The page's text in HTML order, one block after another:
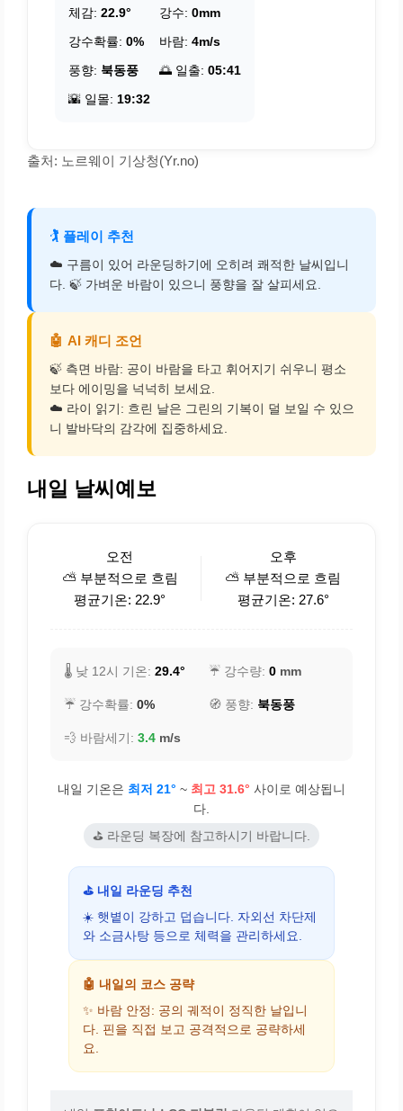
체감: 22.9° 강수: 0mm
강수확률: 0% 바람: 4m/s
풍향: 북동풍 🌅 일출: 05:41
🌇 일몰: 19:32
출처: 노르웨이 기상청(Yr.no)
🏌️ 플레이 추천
☁️ 구름이 있어 라운딩하기에 오히려 쾌적한 날씨입니
다. 🍃 가벼운 바람이 있으니 풍향을 잘 살피세요.
🤖 AI 캐디 조언
🍃 측면 바람: 공이 바람을 타고 휘어지기 쉬우니 평소
보다 에이밍을 넉넉히 보세요.
☁️ 라이 읽기: 흐린 날은 그린의 기복이 덜 보일 수 있으
니 발바닥의 감각에 집중하세요.
내일 날씨예보
오전
⛅ 부분적으로 흐림
평균기온: 22.9°
오후
⛅ 부분적으로 흐림
평균기온: 27.6°
🌡️ 낮 12시 기온: 29.4° ☔ 강수량: 0 mm
☔ 강수확률: 0% 🧭 풍향: 북동풍
💨 바람세기: 3.4 m/s
내일 기온은 최저 21° ~ 최고 31.6° 사이로 예상됩니
다.
⛳ 라운딩 복장에 참고하시기 바랍니다.
⛳ 내일 라운딩 추천
☀️ 햇볕이 강하고 덥습니다. 자외선 차단제
와 소금사탕 등으로 체력을 관리하세요.
🤖 내일의 코스 공략
✨ 바람 안정: 공의 궤적이 정직한 날입니
다. 핀을 직접 보고 공격적으로 공략하세
요.